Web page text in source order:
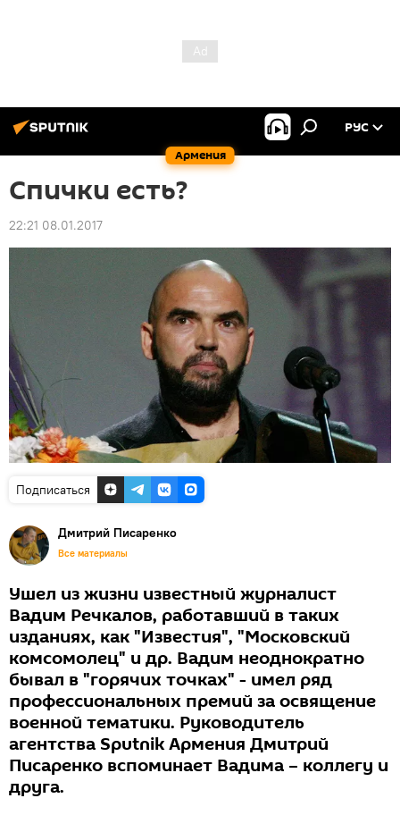
Армения
РУС
Спички есть?
22:21 08.01.2017
Подписаться
Дмитрий Писаренко
Все материалы
Ушел из жизни известный журналист
Вадим Речкалов, работавший в таких
изданиях, как "Известия", "Московский
комсомолец" и др. Вадим неоднократно
бывал в "горячих точках" - имел ряд
профессиональных премий за освящение
военной тематики. Руководитель
агентства Sputnik Армения Дмитрий
Писаренко вспоминает Вадима – коллегу и
друга.